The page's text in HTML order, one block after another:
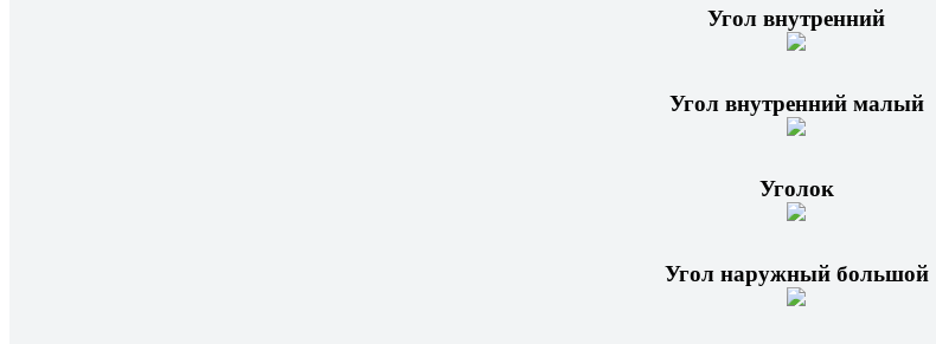
Угол внутренний
Угол внутренний малый
Уголок
Угол наружный большой